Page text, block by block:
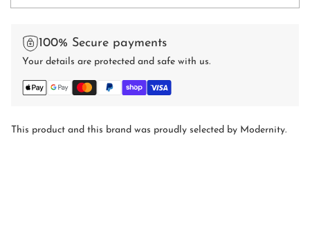
100% Secure payments
Your details are protected and safe with us.
This product and this brand was proudly selected by Modernity.